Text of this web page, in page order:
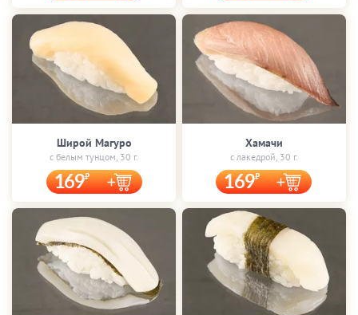
Широй Магуро
с белым тунцом, 30 г.
169
Хамачи
с лакедрой, 30 г.
169